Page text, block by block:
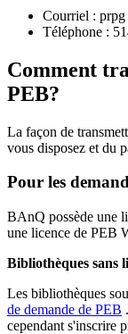
Courriel : prpg
Téléphone :
Comment
PEB?
La façon de
vous disposez et du
Pour les
BAnQ possède une
une licence de PEB
Bibliothèques sans
Les bibliothèques
de demande de PEB .
cependant s'inscrire